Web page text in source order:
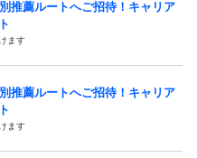
推薦ルートへご招待！キャリア
ます
推薦ルートへご招待！キャリア
ます